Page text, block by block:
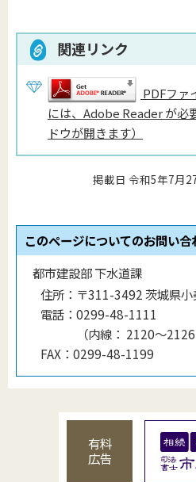
関連リンク
PDFファ
には、Adobe Reader が必
ドウが開きます）
掲載日 令和5年7月
このページについてのお問い合
都市建設部 下水道課
住所： 〒311-3492 茨城県
電話： 0299-48-1111
（内線 ： 2120〜2126
FAX： 0299-48-1199
有料
広告